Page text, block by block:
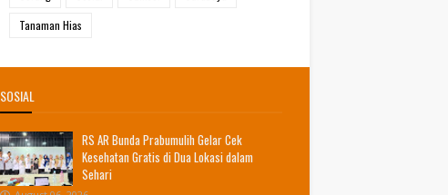
Tanaman Hias
SOSIAL
RS AR Bunda Prabumulih Gelar Cek
Kesehatan Gratis di Dua Lokasi dalam
Sehari